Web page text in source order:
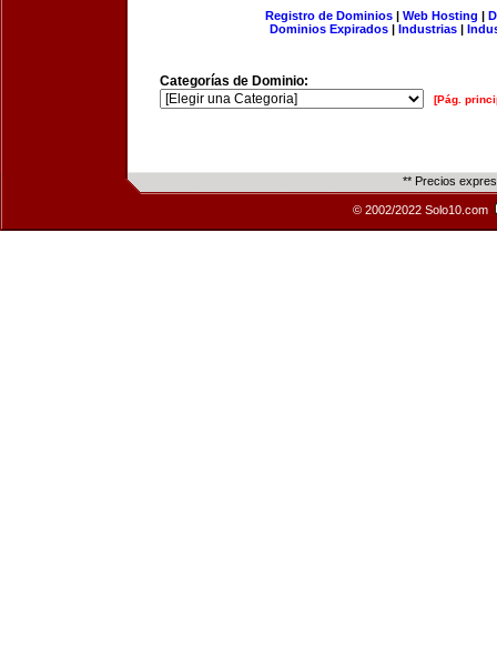
Registro de Dominios| Web Hosting |
Dominios Expirados | Industrias |
Categorías de Dominio:
[Pág.
** Precios
© 2002/2022 Solo10.com